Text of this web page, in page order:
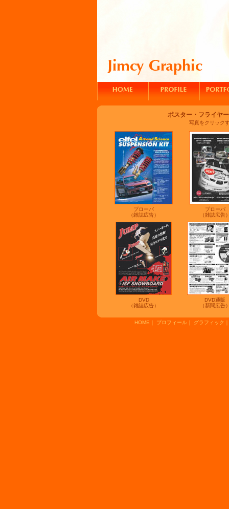
ポスター・フライヤー
写真をクリック
プローバ
（雑誌広告）
プローバ
（雑誌広告
DVD
（雑誌広告）
DVD通販
（新聞広告
HOME プロフィール グラフィック